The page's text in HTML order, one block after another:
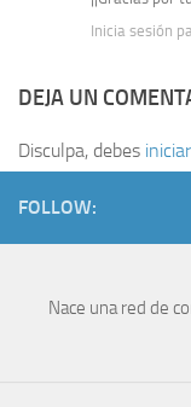
Inicia sesión
DEJA UN
Disculpa, debes
FOLLOW:
Nace una red de